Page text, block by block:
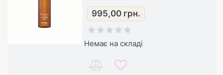
995,00 грн.
Немає на складі